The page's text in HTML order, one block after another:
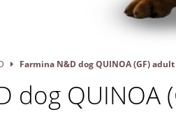
Farmina N&D dog QUINOA (GF)
dog QUINOA